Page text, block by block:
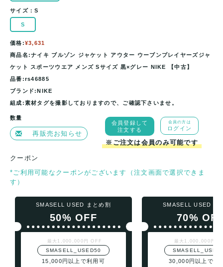
サイズ：S
S
価格:¥3,631
商品名:ナイキ ブルゾン ジャケット アウター ウーブンプレイヤーズジャ
ケット スポーツウエア メンズ Sサイズ 黒×グレー NIKE 【中古】
品番:rs46885
ブランド:NIKE
組成:素材タグを撮影しておりますので、ご確認下さいませ。
数量
再販売お知らせ
会員登録して
注文する
会員の方は
ログイン
※ご注文は会員のみ可能です
クーポン
*ご利用可能なクーポンがございます（注文画面で選択できま
す）
SMASELL USED まとめ割
50% OFF
最大1,000,000円 OFF
SMASELL_USED50
15,000円以上で利用可
SMASELL USED ま
70%
最大1,000,000円
30,000円以上で利